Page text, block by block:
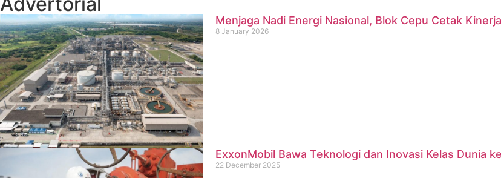
Menjaga Nadi Energi Nasional, Blok Cepu Cetak
8 January 2026
ExxonMobil Bawa Teknologi dan Inovasi Kelas Dunia
22 December 2025